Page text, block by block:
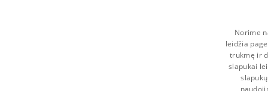
Norime
leidžia
trukmę ir
slapukai